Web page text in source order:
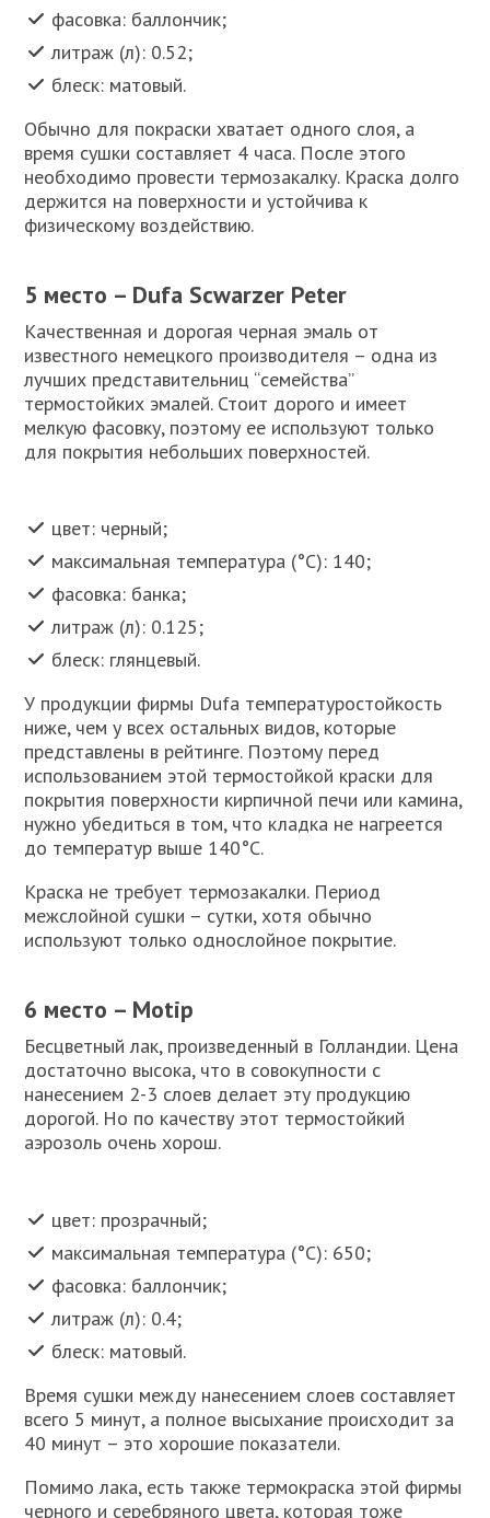
фасовка: баллончик;
литраж (л): 0.52;
блеск: матовый.
Обычно для покраски хватает одного слоя, а
время сушки составляет 4 часа. После этого
необходимо провести термозакалку. Краска долго
держится на поверхности и устойчива к
физическому воздействию.
5 место – Dufa Scwarzer Peter
Качественная и дорогая черная эмаль от
известного немецкого производителя – одна из
лучших представительниц “семейства”
термостойких эмалей. Стоит дорого и имеет
мелкую фасовку, поэтому ее используют только
для покрытия небольших поверхностей.
цвет: черный;
максимальная температура (°C): 140;
фасовка: банка;
литраж (л): 0.125;
блеск: глянцевый.
У продукции фирмы Dufa температуростойкость
ниже, чем у всех остальных видов, которые
представлены в рейтинге. Поэтому перед
использованием этой термостойкой краски для
покрытия поверхности кирпичной печи или камина,
нужно убедиться в том, что кладка не нагреется
до температур выше 140°C.
Краска не требует термозакалки. Период
межслойной сушки – сутки, хотя обычно
используют только однослойное покрытие.
6 место – Motip
Бесцветный лак, произведенный в Голландии. Цена
достаточно высока, что в совокупности с
нанесением 2-3 слоев делает эту продукцию
дорогой. Но по качеству этот термостойкий
аэрозоль очень хорош.
цвет: прозрачный;
максимальная температура (°C): 650;
фасовка: баллончик;
литраж (л): 0.4;
блеск: матовый.
Время сушки между нанесением слоев составляет
всего 5 минут, а полное высыхание происходит за
40 минут – это хорошие показатели.
Помимо лака, есть также термокраска этой фирмы
черного и серебряного цвета, которая тоже